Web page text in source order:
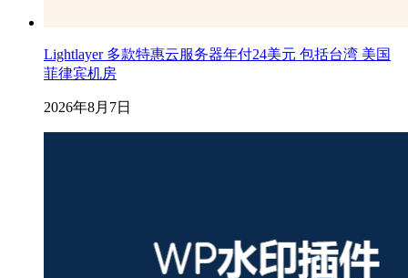
Lightlayer 多款特惠云服务器年付24美元 包括台湾 美国
菲律宾机房
2026年8月7日